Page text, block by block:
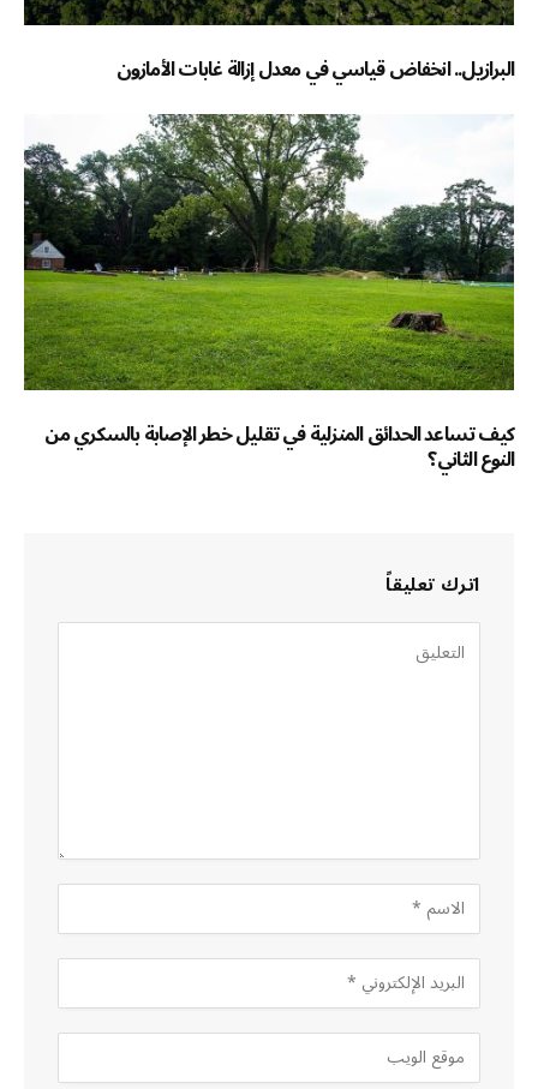
البرازيل.. انخفاض قياسي في معدل إزالة غابات الأمازون
كيف تساعد الحدائق المنزلية في تقليل خطر الإصابة بالسكري من
النوع الثاني؟
اترك تعليقاً